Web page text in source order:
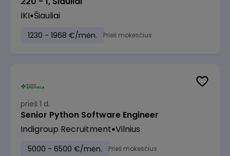
IKI Šiauliai
1230 - 1968 €/mėn. Prieš mokesčius
prieš 1 d.
Senior Python Software Engineer
Indigroup Recruitment Vilnius
5000 - 6500 €/mėn. Prieš mokesčius